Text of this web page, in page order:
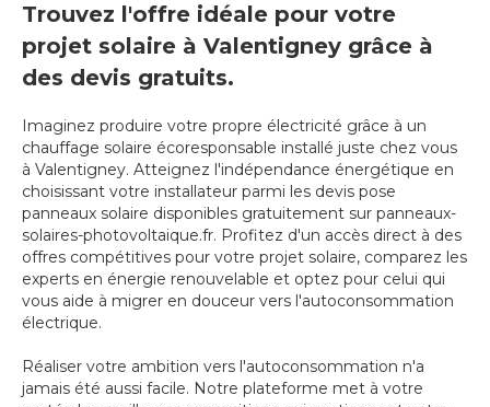
Trouvez l'offre idéale pour votre
projet solaire à Valentigney grâce à
des devis gratuits.
Imaginez produire votre propre électricité grâce à un
chauffage solaire écoresponsable installé juste chez vous
à Valentigney. Atteignez l'indépendance énergétique en
choisissant votre installateur parmi les devis pose
panneaux solaire disponibles gratuitement sur panneaux-
solaires-photovoltaique.fr. Profitez d'un accès direct à des
offres compétitives pour votre projet solaire, comparez les
experts en énergie renouvelable et optez pour celui qui
vous aide à migrer en douceur vers l'autoconsommation
électrique.
Réaliser votre ambition vers l'autoconsommation n'a
jamais été aussi facile. Notre plateforme met à votre